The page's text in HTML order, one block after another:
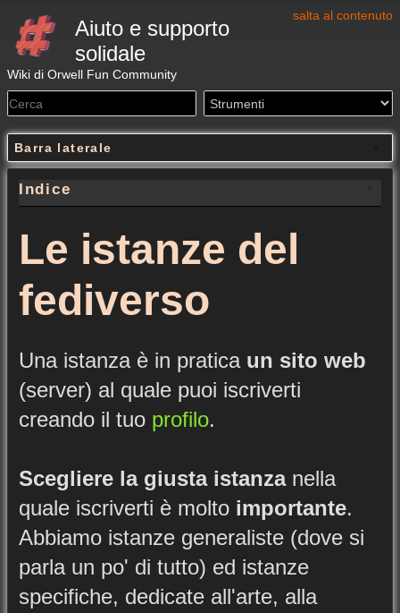
salta al contenuto
Aiuto e supporto
solidale
Wiki di Orwell Fun Community
Barra laterale
Indice
Le istanze del
fediverso
Una istanza è in pratica un sito web
(server) al quale puoi iscriverti
creando il tuo profilo.
Scegliere la giusta istanzanella
quale iscriverti è molto importante.
Abbiamo istanze generaliste (dove si
parla un po' di tutto) ed istanze
specifiche, dedicate all'arte, alla